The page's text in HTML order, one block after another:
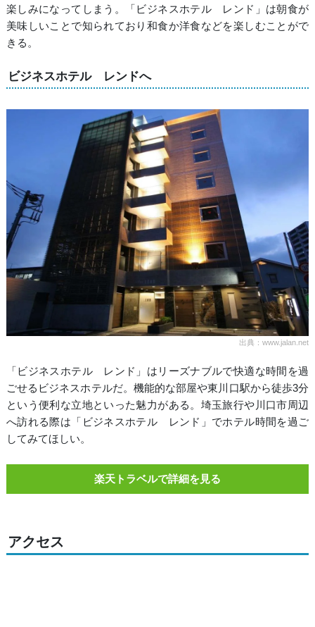
楽しみになってしまう。「ビジネスホテル レンド」は朝食が
美味しいことで知られており和食か洋食などを楽しむことがで
きる。
ビジネスホテル レンドへ
出典：www.jalan.net
「ビジネスホテル レンド」はリーズナブルで快適な時間を過
ごせるビジネスホテルだ。機能的な部屋や東川口駅から徒歩3分
という便利な立地といった魅力がある。埼玉旅行や川口市周辺
へ訪れる際は「ビジネスホテル レンド」でホテル時間を過ご
してみてほしい。
楽天トラベルで詳細を見る
アクセス